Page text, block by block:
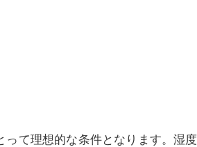
て理想的な条件となります。湿